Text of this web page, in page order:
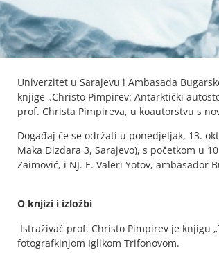
Univerzitet u Sarajevu i Ambasada
knjige „Christo Pimpirev: Antarktički
prof. Christa Pimpireva, u koautorstvu s
Događaj će se održati u ponedjeljak, 13.
Maka Dizdara 3, Sarajevo), s početkom u
Zaimović, i NJ. E. Valeri Yotov, ambasador
O knjizi i izložbi
Istraživač prof. Christo Pimpirev je knjigu
fotografkinjom Iglikom Trifonovom.